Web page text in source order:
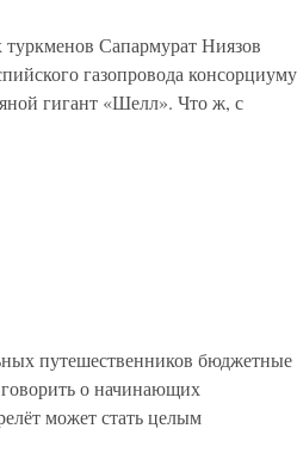
туркменов Сапармурат Ниязов
газопровода консорциуму
гигант «Шелл». Что ж, с
путешественников бюджетные
о начинающих
может стать целым